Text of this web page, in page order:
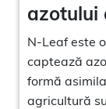
azotului
N-Leaf este
captează
formă
agricultură